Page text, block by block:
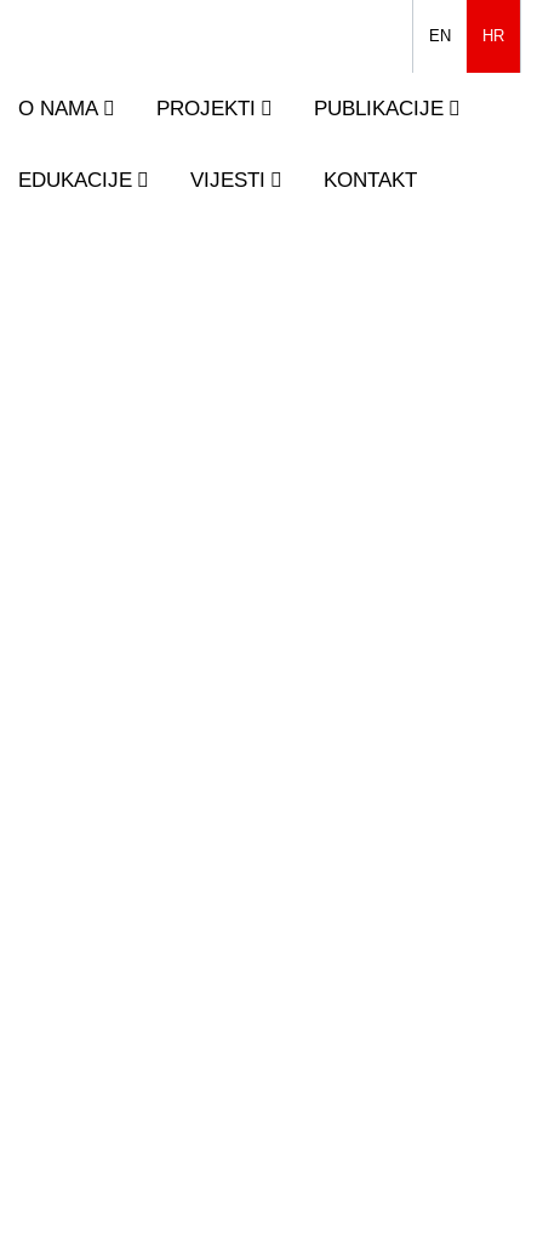
EN HR
O NAMA PROJEKTI PUBLIKACIJE
EDUKACIJE VIJESTI KONTAKT